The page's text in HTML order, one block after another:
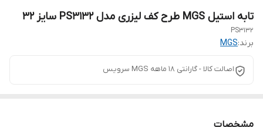
تابه استیل MGS طرح کف لیزری مدل PS3132 سایز 32
PS3132
برند:MGS
اصالت کالا - گارانتی 18 ماهه MGS سرویس
مشخصات